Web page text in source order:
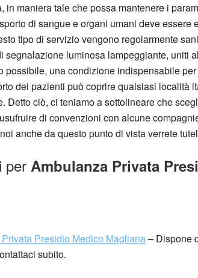
in maniera tale che possa mantenere i
di sangue e organi umani deve
tipo di servizio vengono regolarmente
segnalazione luminosa lampeggiante, uniti
possibile, una condizione indispensabile
dei pazienti può coprire qualsiasi località
Detto ciò, ci teniamo a sottolineare che
di convenzioni con alcune
anche da questo punto di vista verrete
per Ambulanza Privata
Presidio Medico Magliana– Dispone
subito.